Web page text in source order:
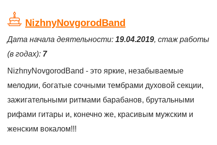
NizhnyNovgorodBand
Дата начала деятельности: 19.04.2019, стаж работы
(в годах): 7
NizhnyNovgorodBand - это яркие, незабываемые
мелодии, богатые сочными тембрами духовой секции,
зажигательными ритмами барабанов, брутальными
рифами гитары и, конечно же, красивым мужским и
женским вокалом!!!